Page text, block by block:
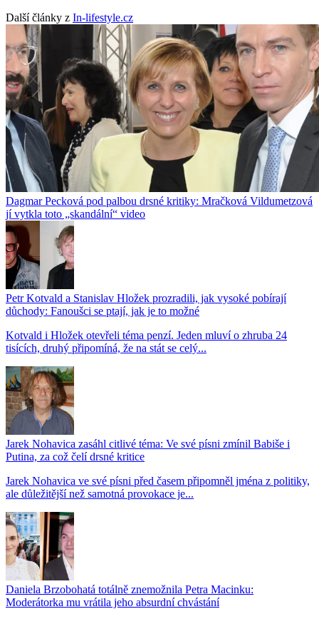
Další články z In-lifestyle.cz
Dagmar Pecková pod palbou drsné kritiky: Mračková Vildumetzová
jí vytkla toto „skandální“ video
Petr Kotvald a Stanislav Hložek prozradili, jak vysoké pobírají
důchody: Fanoušci se ptají, jak je to možné
Kotvald i Hložek otevřeli téma penzí. Jeden mluví o zhruba 24
tisících, druhý připomíná, že na stát se celý...
Jarek Nohavica zasáhl citlivé téma: Ve své písni zmínil Babiše i
Putina, za což čelí drsné kritice
Jarek Nohavica ve své písni před časem připomněl jména z politiky,
ale důležitější než samotná provokace je...
Daniela Brzobohatá totálně znemožnila Petra Macinku:
Moderátorka mu vrátila jeho absurdní chvástání